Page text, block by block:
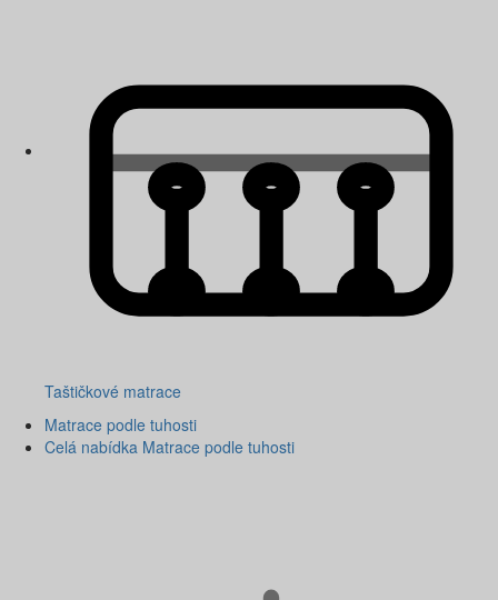
Taštičkové matrace
Matrace podle tuhosti
Celá nabídka Matrace podle tuhosti